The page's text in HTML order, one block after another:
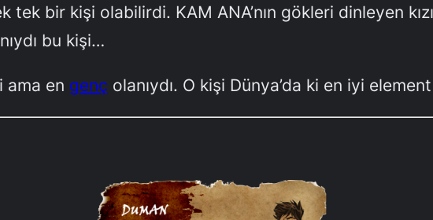
bir kişi olabilirdi. KAM ANA’nın gökleri dinleyen kızı
bu kişi…
ama en genç olanıydı. O kişi Dünya’da ki en iyi element